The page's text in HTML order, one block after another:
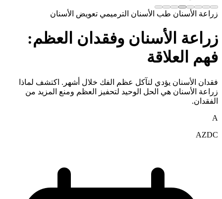
زراعة الأسنان طب الأسنان الترميمي تعويض الأسنان
زراعة الأسنان وفقدان العظم:
فهم العلاقة
فقدان الأسنان يؤدي لتآكل عظم الفك خلال أشهر. اكتشف لماذا
زراعة الأسنان هي الحل الوحيد لتحفيز العظم ومنع المزيد من
الفقدان.
A
AZDC